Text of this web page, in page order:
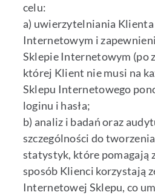
celu:
a) uwierzytelniania
Internetowym i
Sklepie Internetowym (po
której Klient nie musi na
Sklepu Internetowego
loginu i hasła;
b) analiz i badań oraz
szczególności do
statystyk, które pomagają
sposób Klienci korzystają
Internetowej Sklepu, co